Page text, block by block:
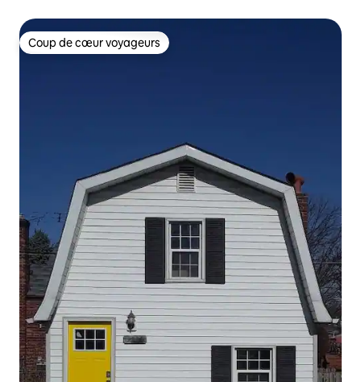
Coup de cœur voyageurs
Coup de cœur voyageurs